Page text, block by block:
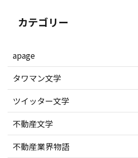
カテゴリー
apage
タワマン文学
ツイッター文学
不動産文学
不動産業界物語